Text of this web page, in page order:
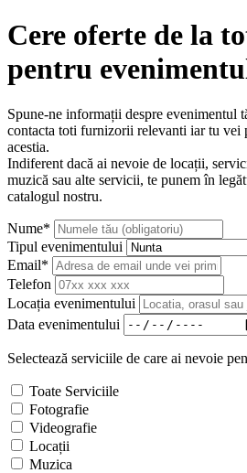
Cere oferte de la
pentru
Spune-ne informații despre evenimentul
contacta toti furnizorii relevanti iar tu vei
acestia.
Indiferent dacă ai nevoie de locații,
muzică sau alte servicii, te punem în
catalogul nostru.
Nume*
Tipul evenimentului
Email*
Telefon
Locația evenimentului
Data evenimentului
Selectează serviciile de care ai nevoie
Toate Serviciile
Fotografie
Videografie
Locații
Muzica